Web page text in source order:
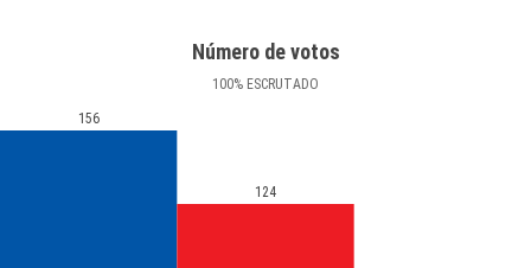
Número de votos
100% ESCRUTADO
156
124